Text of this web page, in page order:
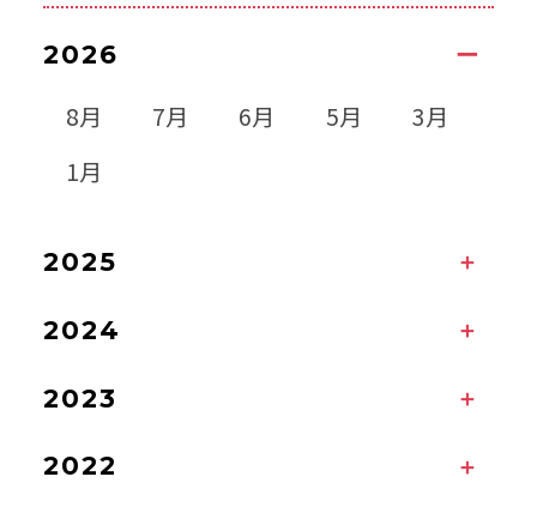
2026
8月 7月 6月 5月
3月
1月
2025
2024
2023
2022